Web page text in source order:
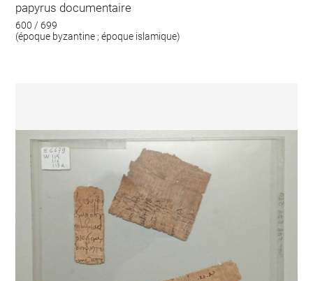
papyrus documentaire
600 / 699
(époque byzantine ; époque islamique)